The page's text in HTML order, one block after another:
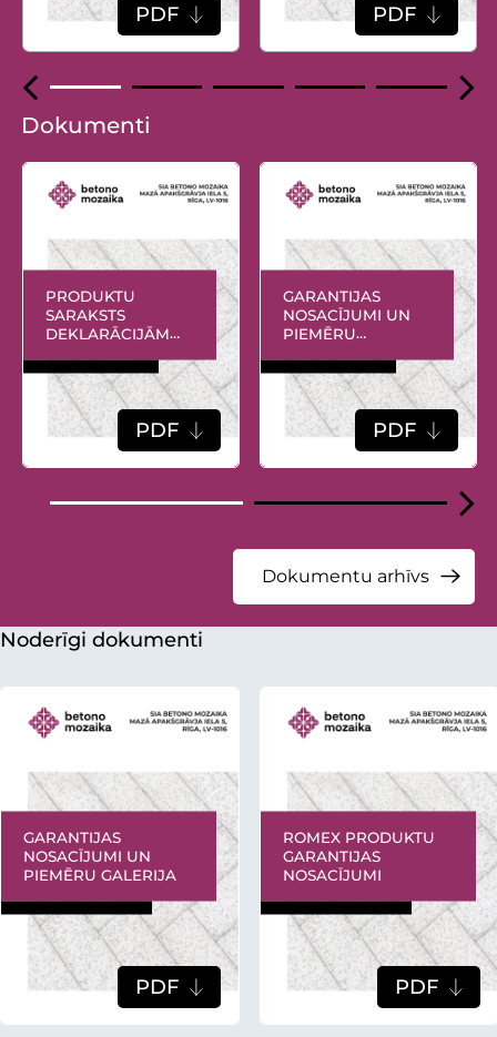
PDF PDF
Dokumenti
PRODUKTU
SARAKSTS
DEKLARĀCIJĀM
PDF
GARANTIJAS
NOSACĪJUMI UN
PIEMĒRU
PDF
Dokumentu arhīvs
Noderīgi dokumenti
GARANTIJAS
NOSACĪJUMI UN
PIEMĒRU GALERIJA
PDF
ROMEX PRODUKTU
GARANTIJAS
NOSACĪJUMI
PDF